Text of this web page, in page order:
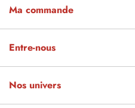
Ma commande
Entre-nous
Nos univers